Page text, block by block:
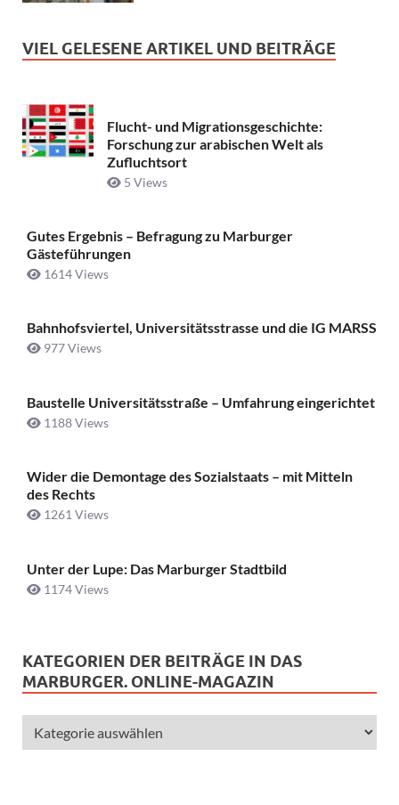
VIEL GELESENE ARTIKEL UND BEITRÄGE
Flucht- und Migrationsgeschichte:
Forschung zur arabischen Welt als
Zufluchtsort
5 Views
Gutes Ergebnis – Befragung zu Marburger
Gästeführungen
1614 Views
Bahnhofsviertel, Universitätsstrasse und die IG MARSS
977 Views
Baustelle Universitätsstraße ­– Umfahrung eingerichtet
1188 Views
Wider die Demontage des Sozialstaats – mit Mitteln
des Rechts
1261 Views
Unter der Lupe: Das Marburger Stadtbild
1174 Views
KATEGORIEN DER BEITRÄGE IN DAS
MARBURGER. ONLINE-MAGAZIN